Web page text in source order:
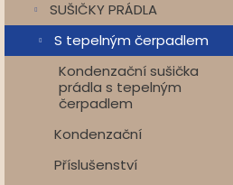
SUŠIČKY PRÁDLA
S tepelným čerpadlem
Kondenzační sušička
prádla s tepelným
čerpadlem
Kondenzační
Příslušenství